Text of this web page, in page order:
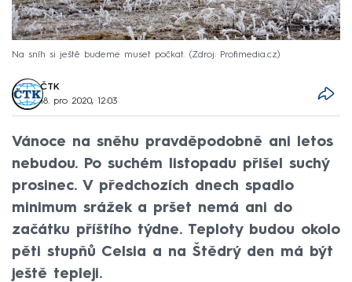
Na sníh si ještě budeme muset počkat. Zdroj: Profimedia.cz
ČTK
18. pro 2020, 12:03
Vánoce na sněhu pravděpodobně ani letos
nebudou. Po suchém listopadu přišel suchý
prosinec. V předchozích dnech spadlo
minimum srážek a pršet nemá ani do
začátku příštího týdne. Teploty budou okolo
pěti stupňů Celsia a na Štědrý den má být
ještě tepleji.